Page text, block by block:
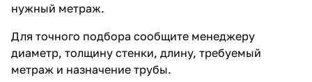
нужный метраж.
Для точного подбора сообщите менеджеру
диаметр, толщину стенки, длину, требуемый
метраж и назначение трубы.